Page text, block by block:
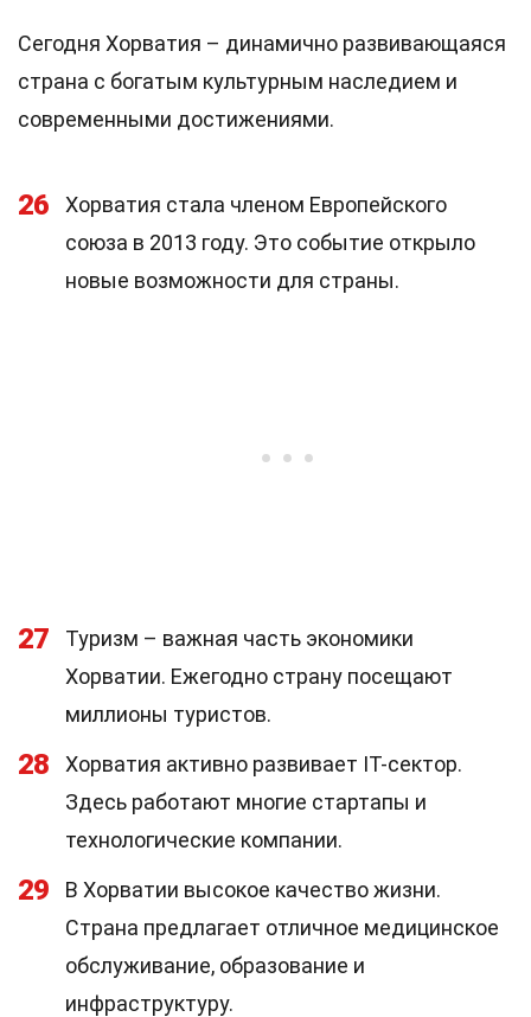
Сегодня Хорватия – динамично развивающаяся
страна с богатым культурным наследием и
современными достижениями.
26
Хорватия стала членом Европейского
союза в 2013 году. Это событие открыло
новые возможности для страны.
27
Туризм – важная часть экономики
Хорватии. Ежегодно страну посещают
миллионы туристов.
28
Хорватия активно развивает IT-сектор.
Здесь работают многие стартапы и
технологические компании.
29
В Хорватии высокое качество жизни.
Страна предлагает отличное медицинское
обслуживание, образование и
инфраструктуру.